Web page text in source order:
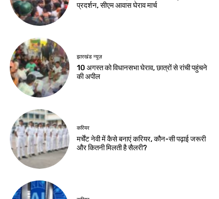
झारखंड न्यूज़
54 फीट के कांवर के
साथ 105 किमी पैदल
देवघर पहुंचे 500
कांवरिया
Birsa Bhumi Live -
August 8, 2026
नवीनतम लेख